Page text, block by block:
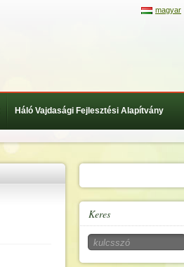
magyar
Háló Vajdasági Fejlesztési Alapítvány
Keres